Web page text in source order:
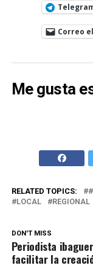
Correo
Me gusta
RELATED TOPICS:
LOCAL
REGIONAL
DON'T MISS
Periodista
facilitar la